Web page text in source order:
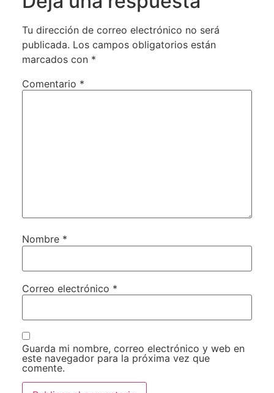
Tu dirección de correo electrónico no será
publicada. Los campos obligatorios están
marcados con *
Comentario *
Nombre *
Correo electrónico *
Guarda mi nombre, correo electrónico y web en
este navegador para la próxima vez que
comente.